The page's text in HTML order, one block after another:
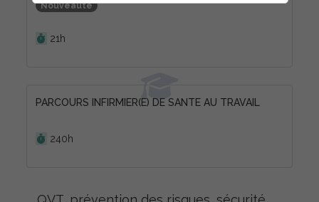
Nouveauté
21h
PARCOURS INFIRMIER(E) DE SANTE AU TRAVAIL
240h